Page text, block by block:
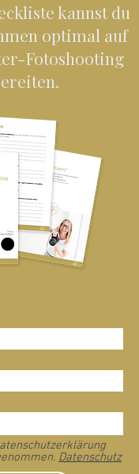
kannst du
optimal auf
Fotoshooting
Datenschutz